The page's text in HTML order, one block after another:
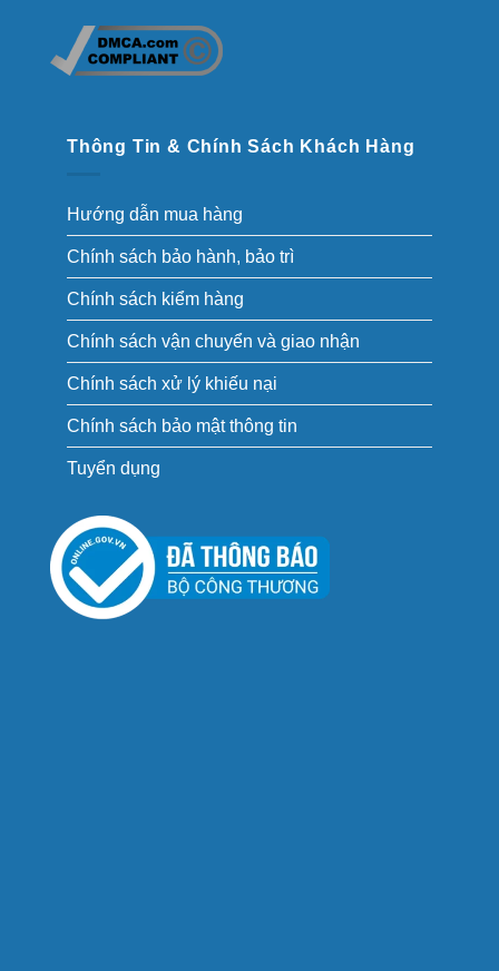
Thông Tin & Chính Sách Khách Hàng
Hướng dẫn mua hàng
Chính sách bảo hành, bảo trì
Chính sách kiểm hàng
Chính sách vận chuyển và giao nhận
Chính sách xử lý khiếu nại
Chính sách bảo mật thông tin
Tuyển dụng